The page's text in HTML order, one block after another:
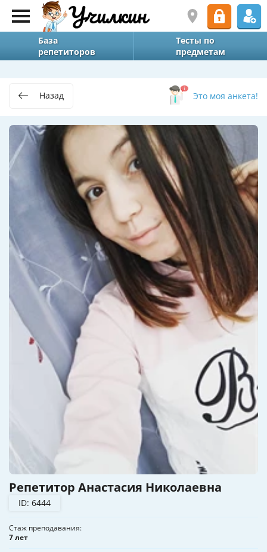
База
репетиторов
Тесты по
предметам
Назад Это моя анкета!
Репетитор Анастасия Николаевна
ID: 6444
Стаж преподавания
7 лет